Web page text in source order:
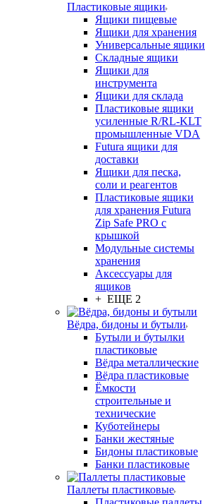
Пластиковые ящики
Ящики пищевые
Ящики для хранения
Универсальные ящики
Складные ящики
Ящики для
инструмента
Ящики для склада
Пластиковые ящики
усиленные R/RL-KLT
промышленные VDA
Futura ящики для
доставки
Ящики для песка,
соли и реагентов
Пластиковые ящики
для хранения Futura
Zip Safe PRO с
крышкой
Модульные системы
хранения
Аксессуары для
ящиков
+ ЕЩЕ 2
Вёдра, бидоны и бутыли
Бутыли и бутылки
пластиковые
Вёдра металлические
Вёдра пластиковые
Ёмкости
строительные и
технические
Куботейнеры
Банки жестяные
Бидоны пластиковые
Банки пластиковые
Паллеты пластиковые